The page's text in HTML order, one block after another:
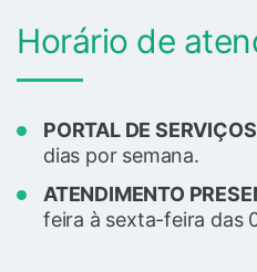
Horário de
PORTAL DE
dias por semana.
ATENDIMENTO
feira à sexta-feira das